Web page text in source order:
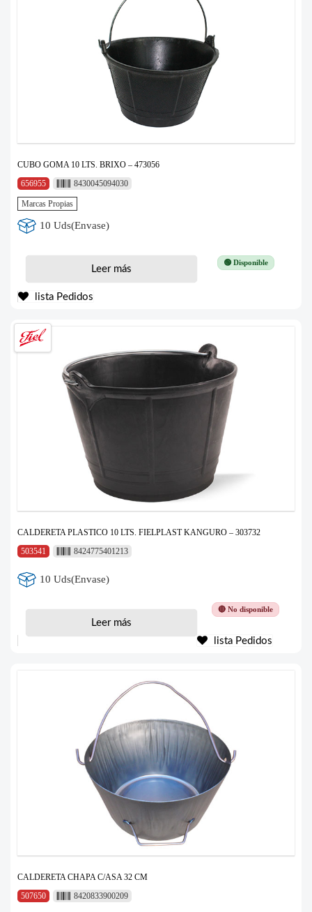
CUBO GOMA 10 LTS. BRIXO – 473056
656955
8430045094030
Marcas Propias
10 Uds(Envase)
🟢 Disponible
Leer más
lista Pedidos
CALDERETA PLASTICO 10 LTS. FIELPLAST KANGURO – 303732
503541
8424775401213
10 Uds(Envase)
🔴 No disponible
Leer más
lista Pedidos
CALDERETA CHAPA C/ASA 32 CM
507650
8420833900209